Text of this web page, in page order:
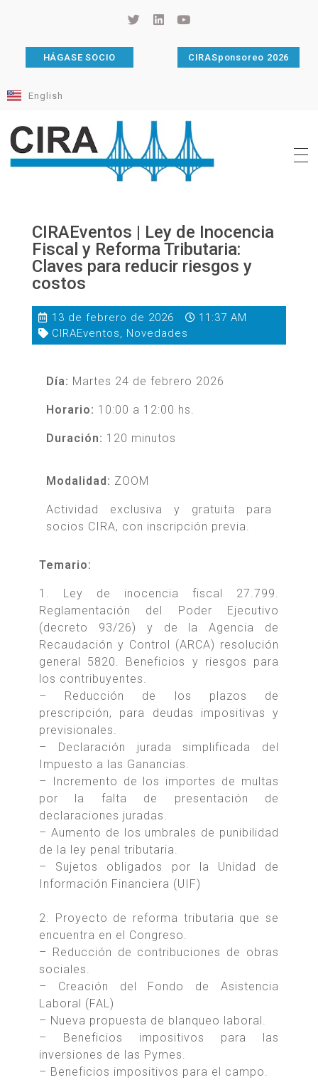
HÁGASE SOCIO CIRASponsoreo 2026
English
CIRAEventos | Ley de Inocencia
Fiscal y Reforma Tributaria:
Claves para reducir riesgos y
costos
13 de febrero de 2026
11:37 AM
CIRAEventos, Novedades
Día: Martes 24 de febrero 2026
Horario: 10:00 a 12:00 hs.
Duración: 120 minutos
Modalidad: ZOOM
Actividad exclusiva y gratuita para
socios CIRA, con inscripción previa.
Temario:
1. Ley de inocencia fiscal 27.799.
Reglamentación del Poder Ejecutivo
(decreto 93/26) y de la Agencia de
Recaudación y Control (ARCA) resolución
general 5820. Beneficios y riesgos para
los contribuyentes.
– Reducción de los plazos de
prescripción, para deudas impositivas y
previsionales.
– Declaración jurada simplificada del
Impuesto a las Ganancias.
– Incremento de los importes de multas
por la falta de presentación de
declaraciones juradas.
– Aumento de los umbrales de punibilidad
de la ley penal tributaria.
– Sujetos obligados por la Unidad de
Información Financiera (UIF)
2. Proyecto de reforma tributaria que se
encuentra en el Congreso.
– Reducción de contribuciones de obras
sociales.
– Creación del Fondo de Asistencia
Laboral (FAL)
– Nueva propuesta de blanqueo laboral.
– Beneficios impositivos para las
inversiones de las Pymes.
– Beneficios impositivos para el campo.